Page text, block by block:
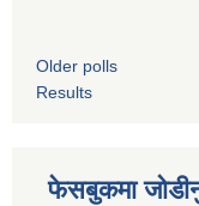
Older polls
Results
फेसबुकमा